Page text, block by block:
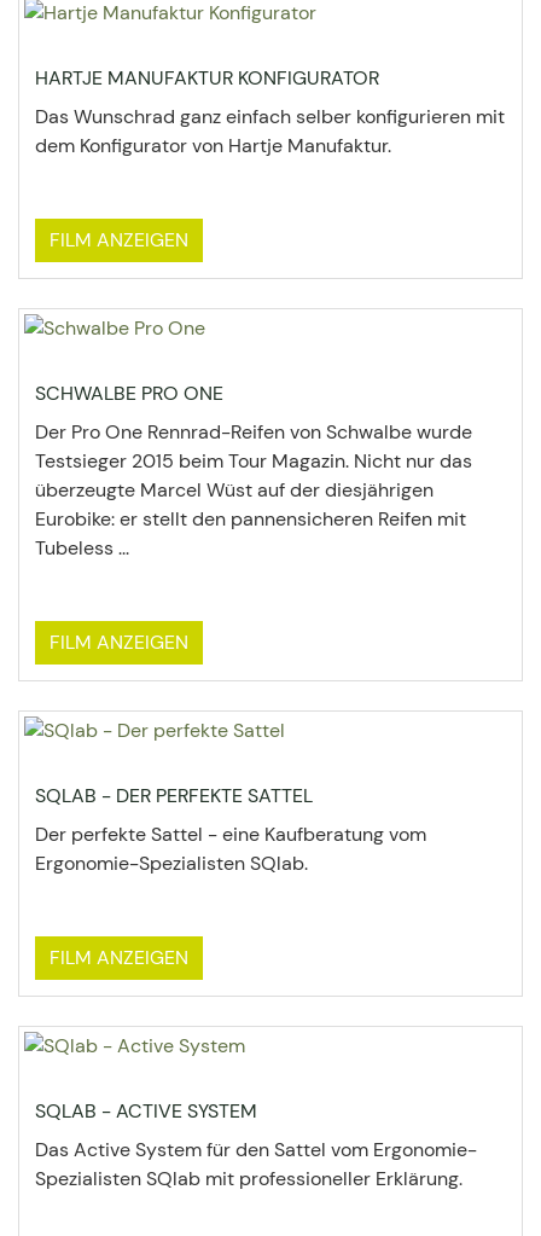
HARTJE MANUFAKTUR KONFIGURATOR
Das Wunschrad ganz einfach selber konfigurieren mit
dem Konfigurator von Hartje Manufaktur.
FILM ANZEIGEN
SCHWALBE PRO ONE
Der Pro One Rennrad-Reifen von Schwalbe wurde
Testsieger 2015 beim Tour Magazin. Nicht nur das
überzeugte Marcel Wüst auf der diesjährigen
Eurobike: er stellt den pannensicheren Reifen mit
Tubeless ...
FILM ANZEIGEN
SQLAB - DER PERFEKTE SATTEL
Der perfekte Sattel - eine Kaufberatung vom
Ergonomie-Spezialisten SQlab.
FILM ANZEIGEN
SQLAB - ACTIVE SYSTEM
Das Active System für den Sattel vom Ergonomie-
Spezialisten SQlab mit professioneller Erklärung.